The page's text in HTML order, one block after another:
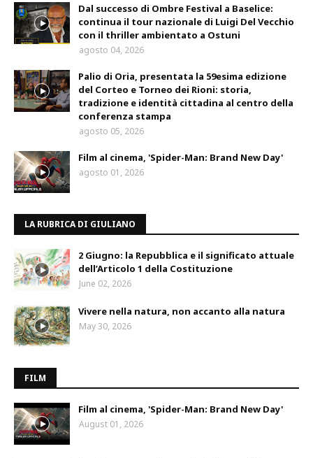
Dal successo di Ombre Festival a Baselice:
continua il tour nazionale di Luigi Del Vecchio
con il thriller ambientato a Ostuni
agosto 04, 2026
Palio di Oria, presentata la 59esima edizione
del Corteo e Torneo dei Rioni: storia,
tradizione e identità cittadina al centro della
conferenza stampa
agosto 05, 2026
Film al cinema, 'Spider-Man: Brand New Day'
agosto 01, 2026
LA RUBRICA DI GIULIANO
2 Giugno: la Repubblica e il significato attuale
dell’Articolo 1 della Costituzione
June 02, 2026
Vivere nella natura, non accanto alla natura
May 30, 2026
FILM
Film al cinema, 'Spider-Man: Brand New Day'
August 01, 2026